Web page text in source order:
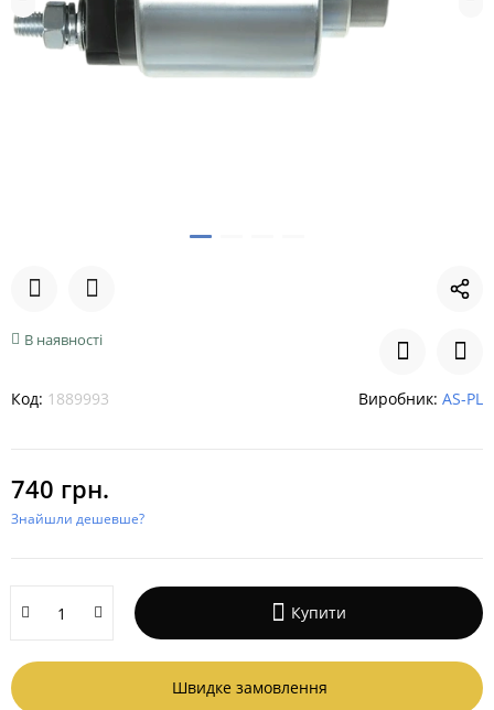
В наявності
Код: 1889993 Виробник: AS-PL
740 грн.
Знайшли дешевше?
Купити
Швидке замовлення